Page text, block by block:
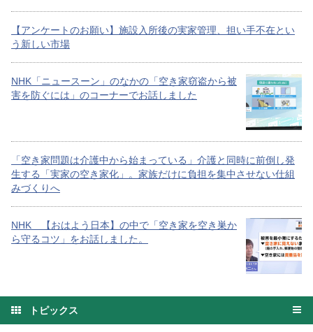
【アンケートのお願い】施設入所後の実家管理、担い手不在とい
う新しい市場
NHK「ニュースーン」のなかの「空き家窃盗から被
害を防ぐには」のコーナーでお話しました
「空き家問題は介護中から始まっている」介護と同時に前倒し発
生する「実家の空き家化」。家族だけに負担を集中させない仕組
みづくりへ
NHK 【おはよう日本】の中で「空き家を空き巣か
ら守るコツ」をお話しました。
トピックス